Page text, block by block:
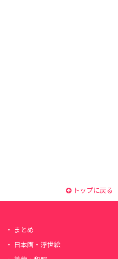
トップに戻る
まとめ
日本画・浮世絵